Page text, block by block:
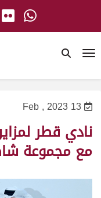
13 Feb , 2023
نادي قطر
مع مجموعة